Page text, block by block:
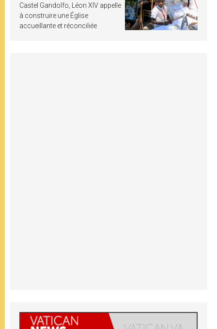
Castel Gandolfo, Léon XIV appelle
à construire une Église
accueillante et réconciliée